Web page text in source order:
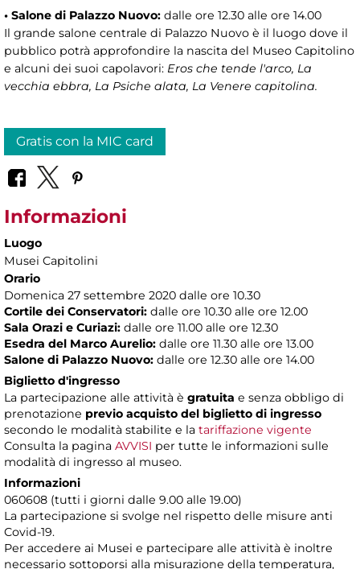
• Salone di Palazzo Nuovo: dalle ore 12.30 alle ore 14.00
Il grande salone centrale di Palazzo Nuovo è il luogo dove il
pubblico potrà approfondire la nascita del Museo Capitolino
e alcuni dei suoi capolavori: Eros che tende l'arco, La
vecchia ebbra, La Psiche alata, La Venere capitolina.
Gratis con la MIC card
Informazioni
Luogo
Musei Capitolini
Orario
Domenica 27 settembre 2020 dalle ore 10.30
Cortile dei Conservatori: dalle ore 10.30 alle ore 12.00
Sala Orazi e Curiazi: dalle ore 11.00 alle ore 12.30
Esedra del Marco Aurelio: dalle ore 11.30 alle ore 13.00
Salone di Palazzo Nuovo: dalle ore 12.30 alle ore 14.00
Biglietto d'ingresso
La partecipazione alle attività è gratuita e senza obbligo di
prenotazione previo acquisto del biglietto di ingresso
secondo le modalità stabilite e la tariffazione vigente
Consulta la pagina AVVISI per tutte le informazioni sulle
modalità di ingresso al museo.
Informazioni
060608 (tutti i giorni dalle 9.00 alle 19.00)
La partecipazione si svolge nel rispetto delle misure anti
Covid-19.
Per accedere ai Musei e partecipare alle attività è inoltre
necessario sottoporsi alla misurazione della temperatura,